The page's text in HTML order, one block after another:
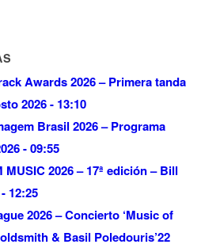
Awards 2026 – Primera tanda
2026 - 13:10
Brasil 2026 – Programa
- 09:55
MUSIC 2026 – 17ª edición – Bill
12:25
2026 – Concierto ‘Music of
& Basil Poledouris’22